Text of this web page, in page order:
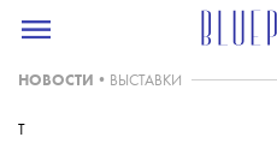
НОВОСТИ • ВЫСТАВКИ
T